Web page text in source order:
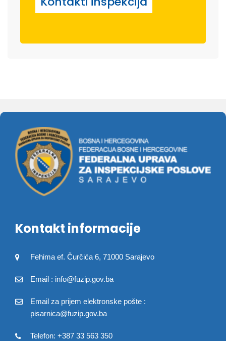
Kontakt informacije
Fehima ef. Čurčića 6, 71000 Sarajevo
Email : info@fuzip.gov.ba
Email za prijem elektronske pošte :
pisarnica@fuzip.gov.ba
Telefon: +387 33 563 350